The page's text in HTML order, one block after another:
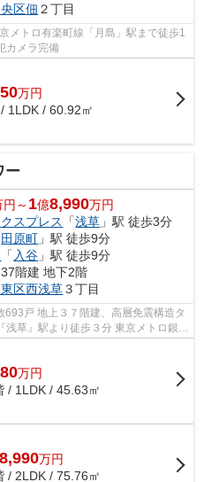
区佃 ２丁目
カメラ完備
万円
1LDK / 60.92㎡
ー
円～ 1億8,990万円
スプレス
「浅草 」駅 徒歩3分
田原町 」駅 徒歩9分
「 入谷 」駅 徒歩9分
階建 地下2階
区西浅草３丁目
万円
/ 1LDK / 45.63㎡
8,990万円
/ 2LDK / 75.76㎡